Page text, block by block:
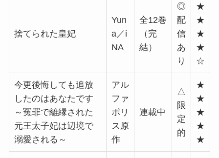
捨てられた皇妃
Yun
a／i
NA
全12巻
（完
結）
◎
配
信
あ
り
★
★
★
★
☆
今更後悔しても追放
したのはあなたです
～冤罪で離縁された
元王太子妃は辺境で
溺愛される～
アル
ファ
ポリ
ス原
作
連載中
△
限
定
的
★
★
★
★
★